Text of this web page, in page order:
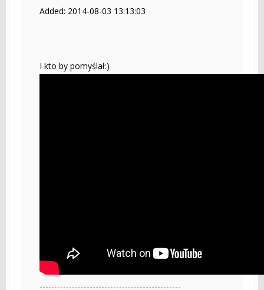
Added: 2014-08-03 13:13:03
I kto by pomyślał:)
------------------------------------------------